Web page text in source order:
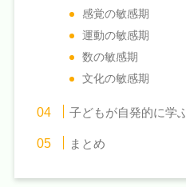
感覚の敏感期
運動の敏感期
数の敏感期
文化の敏感期
子どもが自発的に学
まとめ